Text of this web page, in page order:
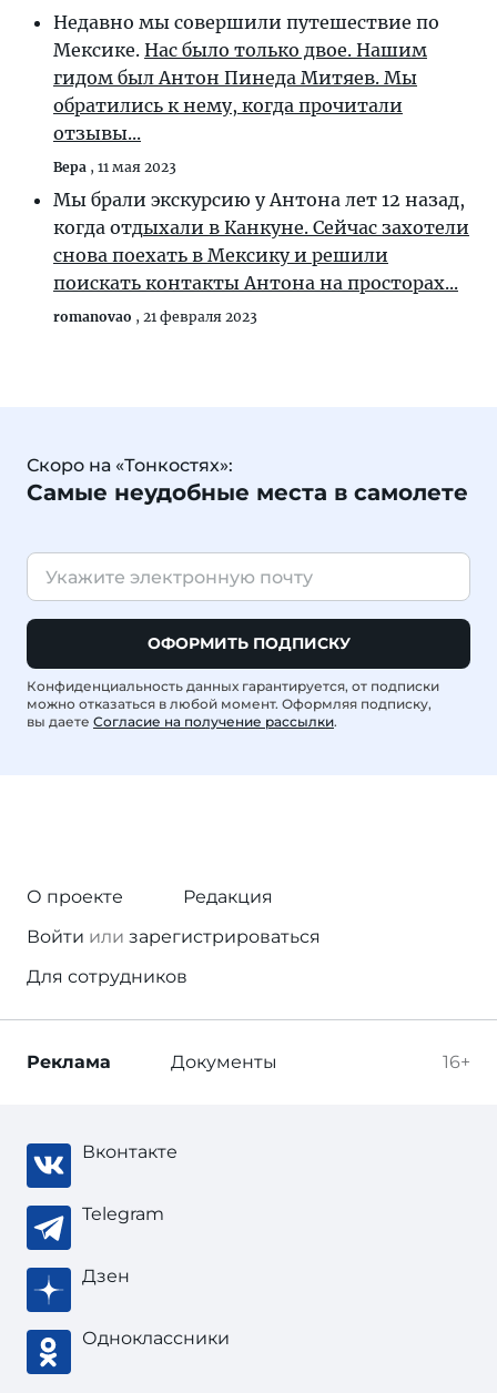
Недавно мы совершили путешествие по
Мексике. Нас было только двое. Нашим
гидом был Антон Пинеда Митяев. Мы
обратились к нему, когда прочитали
отзывы...
Вера , 11 мая 2023
Мы брали экскурсию у Антона лет 12 назад,
когда отдыхали в Канкуне. Сейчас захотели
снова поехать в Мексику и решили
поискать контакты Антона на просторах...
romanovao , 21 февраля 2023
Скоро на «Тонкостях»:
Самые неудобные места в самолете
ОФОРМИТЬ ПОДПИСКУ
Конфиденциальность данных гарантируется, от подписки
можно отказаться в любой момент. Оформляя подписку,
вы даете Согласие на получение рассылки.
О проекте
Редакция
Войти или зарегистрироваться
Для сотрудников
16+
Реклама Документы
Вконтакте
Telegram
Дзен
Одноклассники